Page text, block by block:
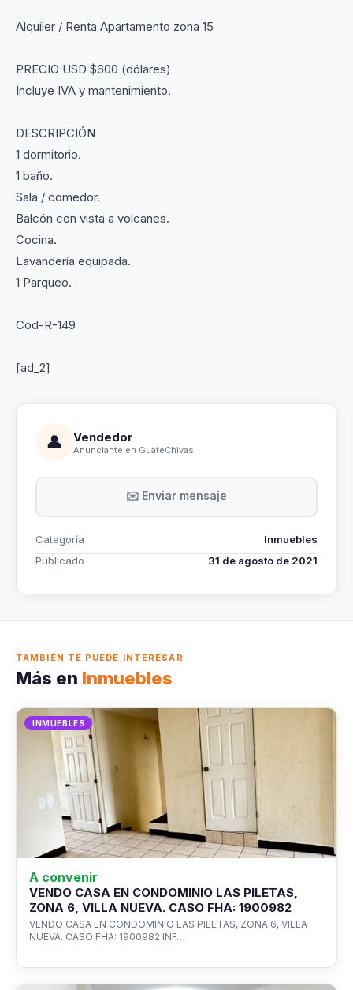
Alquiler / Renta Apartamento zona 15
PRECIO USD $600 (dólares)
Incluye IVA y mantenimiento.
DESCRIPCIÓN
1 dormitorio.
1 baño.
Sala / comedor.
Balcón con vista a volcanes.
Cocina.
Lavandería equipada.
1 Parqueo.
Cod-R-149
[ad_2]
👤 Vendedor
Anunciante en GuateChivas
✉️ Enviar mensaje
Categoría
Inmuebles
Publicado
31 de agosto de 2021
TAMBIÉN TE PUEDE INTERESAR
Más en Inmuebles
INMUEBLES
A convenir
VENDO CASA EN CONDOMINIO LAS PILETAS,
ZONA 6, VILLA NUEVA. CASO FHA: 1900982
VENDO CASA EN CONDOMINIO LAS PILETAS, ZONA 6, VILLA
NUEVA. CASO FHA: 1900982 INF…